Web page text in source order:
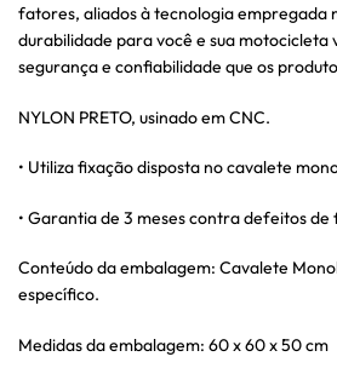
fatores, aliados à tecnologia
durabilidade para você e sua motocicleta
segurança e confiabilidade que os
NYLON PRETO, usinado em CNC.
• Utiliza fixação disposta no cavalete
• Garantia de 3 meses contra defeitos
Conteúdo da embalagem: Cavalete
específico.
Medidas da embalagem: 60 x 60 x 50 cm